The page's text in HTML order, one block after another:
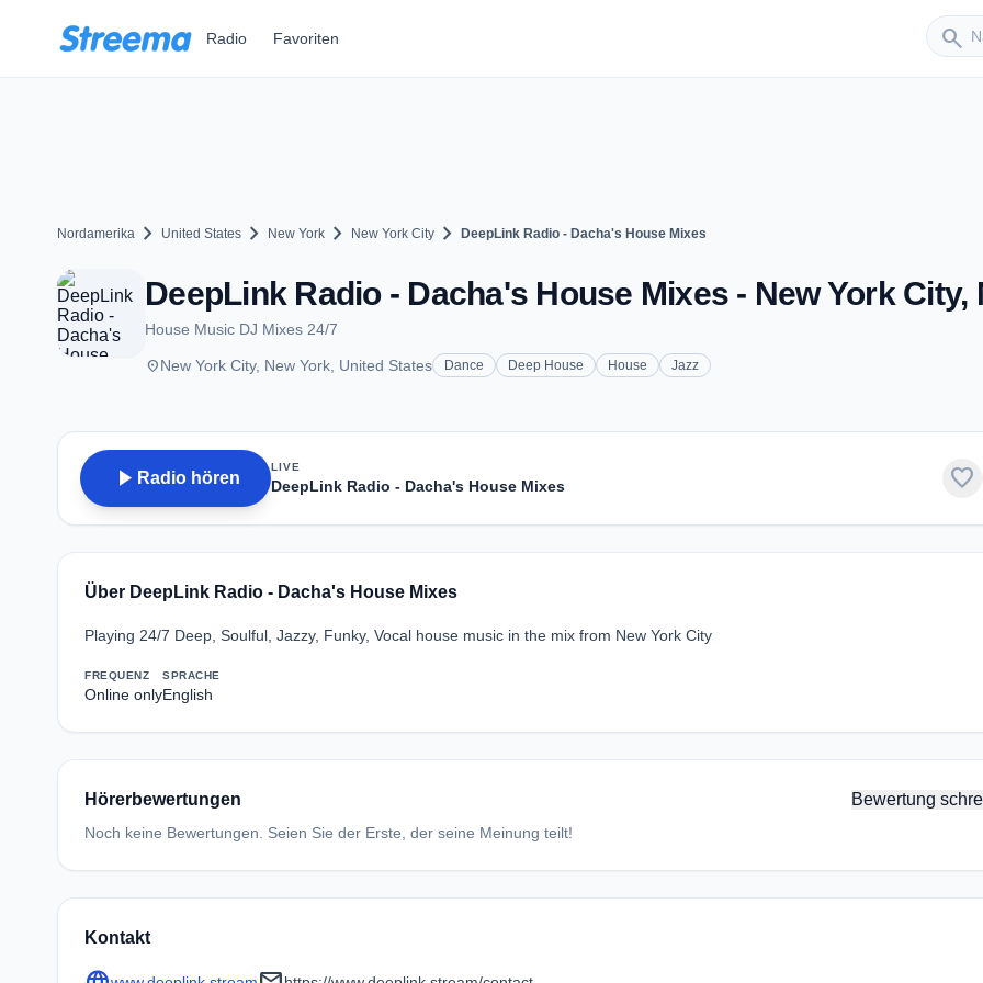
Radio Favoriten search
Nordamerika chevron_right United States chevron_right New York chevron_right New York City chevron_right DeepLink Radio - Dacha's House Mixes
DeepLink Radio - Dacha's House Mixes - New York City,
House Music DJ Mixes 24/7
placeNew York City, New York, United States Dance Deep House House Jazz
play_arrow Radio hören
LIVE
DeepLink Radio - Dacha's House Mixes favorite
Über DeepLink Radio - Dacha's House Mixes
Playing 24/7 Deep, Soulful, Jazzy, Funky, Vocal house music in the mix from New York City
FREQUENZ
Online only
SPRACHE
English
Hörerbewertungen Bewertung
Noch keine Bewertungen. Seien Sie der Erste, der seine Meinung teilt!
Kontakt